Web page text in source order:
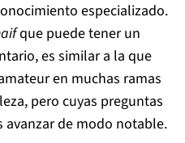
especializado.
que puede tener un
es similar a la que
en muchas ramas
pero cuyas preguntas
avanzar de modo notable.